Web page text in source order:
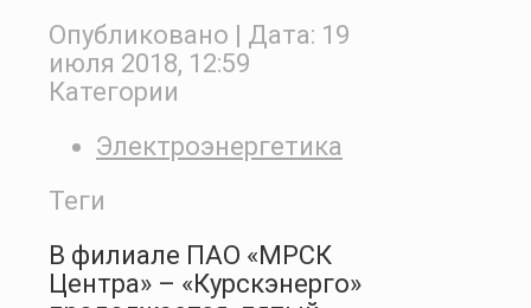
Опубликовано | Дата: 19
июля 2018, 12:59
Категории
Электроэнергетика
Теги
В филиале ПАО «МРСК
Центра» – «Курскэнерго»